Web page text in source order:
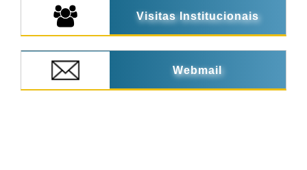
Visitas Institucionais
Webmail